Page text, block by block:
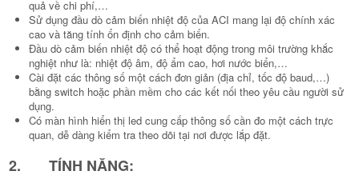
quả về chi phí,…
Sử dụng đầu dò cảm biến nhiệt độ của ACI mang lại độ chính xác
cao và tăng tính ổn định cho cảm biến.
Đầu dò cảm biến nhiệt độ có thể hoạt động trong môi trường khắc
nghiệt như là: nhiệt độ âm, độ ẩm cao, hơi nước biển,…
Cài đặt các thông số một cách đơn giản (địa chỉ, tốc độ baud,…)
bằng switch hoặc phần mềm cho các kết nối theo yêu cầu người sử
dụng.
Có màn hình hiển thị led cung cấp thông số cần đo một cách trực
quan, dễ dàng kiểm tra theo dõi tại nơi được lắp đặt.
2. TÍNH NĂNG: